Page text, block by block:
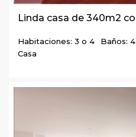
Habitaciones: 3 o 4 Baños: 4
Casa